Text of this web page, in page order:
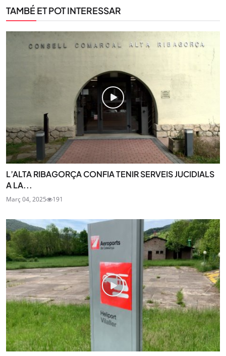
TAMBÉ ET POT INTERESSAR
L’ALTA RIBAGORÇA CONFIA TENIR SERVEIS JUCIDIALS
A LA...
Març 04, 2025 191